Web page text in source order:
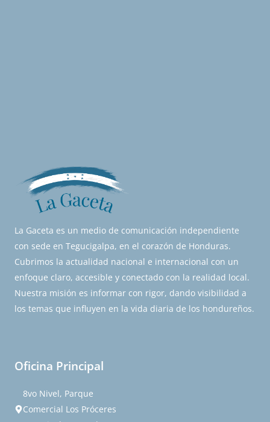
La Gaceta es un medio de comunicación independiente
con sede en Tegucigalpa, en el corazón de Honduras.
Cubrimos la actualidad nacional e internacional con un
enfoque claro, accesible y conectado con la realidad local.
Nuestra misión es informar con rigor, dando visibilidad a
los temas que influyen en la vida diaria de los hondureños.
Oficina Principal
8vo Nivel, Parque
Comercial Los Próceres